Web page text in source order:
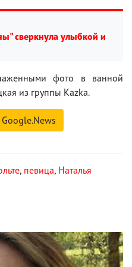
сверкнула улыбкой и
фото в ванной
из группы Kazka.
Google.News
, певица, Наталья